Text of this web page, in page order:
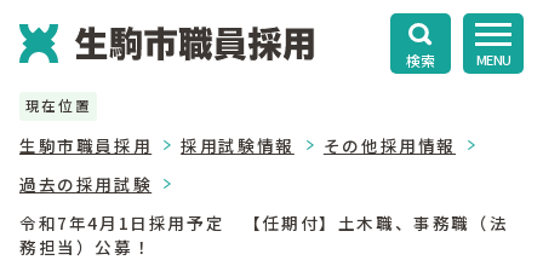
検索 MENU
現在位置
生駒市職員採用 採用試験情報
その他採用情報
過去の採用試験
令和7年4月1日採用予定 【任期付】土木職、事務職（法
務担当）公募！